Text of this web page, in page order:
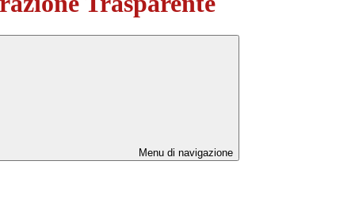
Menu di navigazione